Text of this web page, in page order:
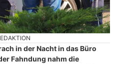
in der Nacht in das Büro
Fahndung nahm die